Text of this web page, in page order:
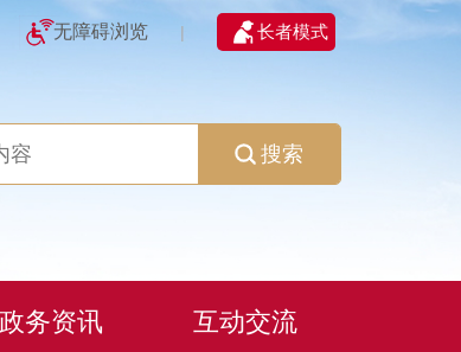
无障碍浏览 | 长者模式
搜索
政务资讯 互动交流